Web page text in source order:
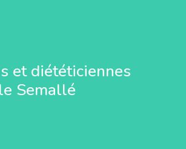
et diététiciennes
Semallé